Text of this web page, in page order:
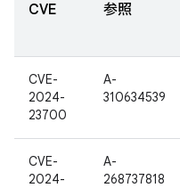
CVE 参照
CVE-
2024-
23700
A-
310634539
CVE-
2024-
A-
268737818